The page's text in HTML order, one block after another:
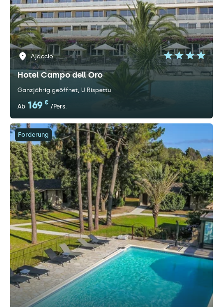
Ajaccio
Hotel Campo dell Oro
Ganzjährig geöffnet U Rispettu
Ab 169 €
/Pers.
Förderung